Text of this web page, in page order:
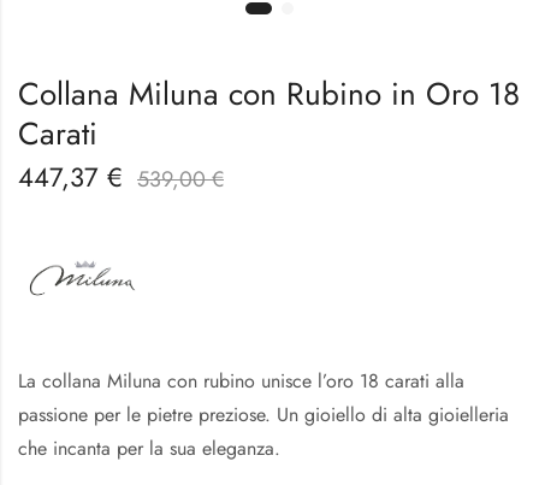
Collana Miluna con Rubino in Oro 18
Carati
447,37 € 539,00€
La collana Miluna con rubino unisce l’oro 18 carati alla
passione per le pietre preziose. Un gioiello di alta gioielleria
che incanta per la sua eleganza.